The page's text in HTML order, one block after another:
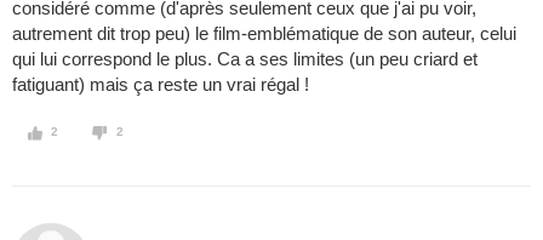
considéré comme (d'après seulement ceux que j'ai pu voir,
autrement dit trop peu) le film-emblématique de son auteur, celui
qui lui correspond le plus. Ca a ses limites (un peu criard et
fatiguant) mais ça reste un vrai régal !
2 2